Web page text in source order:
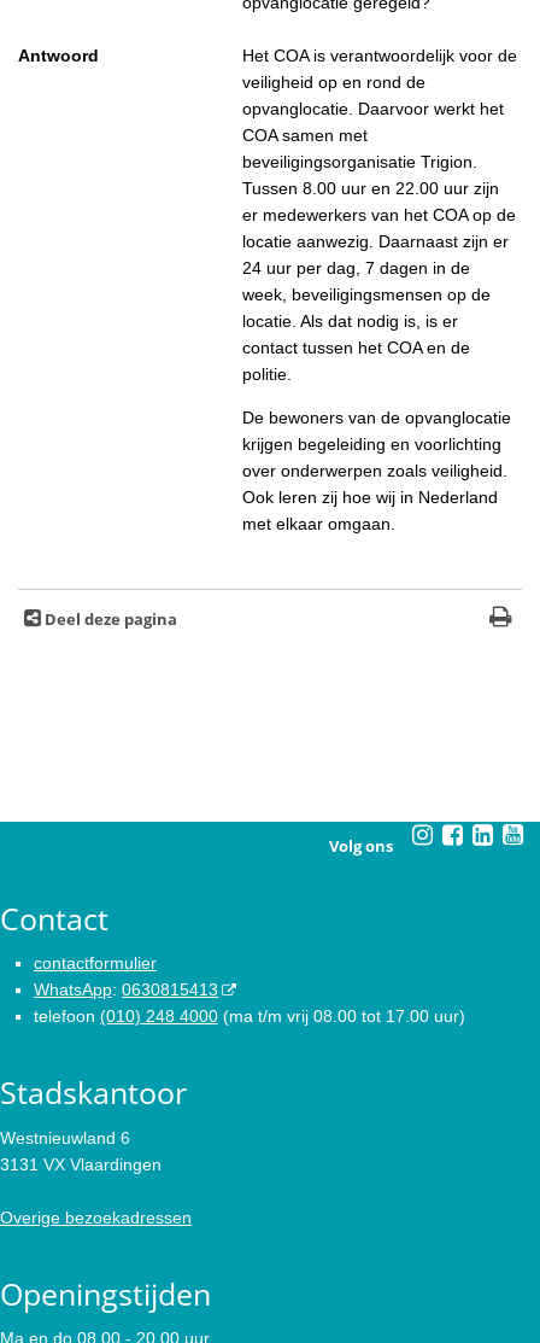
Antwoord
Het COA is verantwoordelijk voor de
veiligheid op en rond de
opvanglocatie. Daarvoor werkt het
COA samen met
beveiligingsorganisatie Trigion.
Tussen 8.00 uur en 22.00 uur zijn
er medewerkers van het COA op de
locatie aanwezig. Daarnaast zijn er
24 uur per dag, 7 dagen in de
week, beveiligingsmensen op de
locatie. Als dat nodig is, is er
contact tussen het COA en de
politie.
De bewoners van de opvanglocatie
krijgen begeleiding en voorlichting
over onderwerpen zoals veiligheid.
Ook leren zij hoe wij in Nederland
met elkaar omgaan.
Deel deze pagina
Volg ons
Contact
contactformulier
WhatsApp: 0630815413
telefoon (010) 248 4000 (ma t/m vrij 08.00 tot 17.00 uur)
Stadskantoor
Westnieuwland 6
3131 VX Vlaardingen
Overige bezoekadressen
Openingstijden
Ma en do 08.00 - 20.00 uur